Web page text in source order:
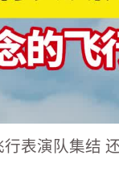
表演队集结